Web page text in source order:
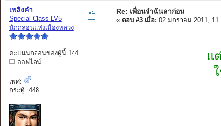
เพลิงคำ
Special Class LV5
นักกลอนแห่งเมืองหลวง
คะแนนกลอนของผู้นี้ 144
ออฟไลน์
เพศ:
กระทู้: 448
Re: เพื่อนจ๋าฉันลาก่อน
« ตอบ #3 เมื่อ: 02 มกราคม 2011,
แ